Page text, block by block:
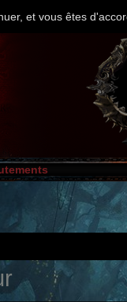
et vous êtes